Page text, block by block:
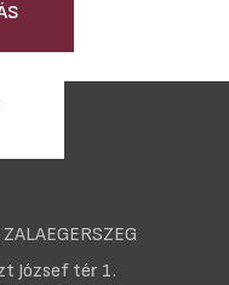
József tér 1.